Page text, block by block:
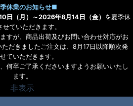
休業のお知らせ■
日（月）～2026年8月14日（金） を夏季休
せていただきます。
すが、商品出荷及びお問い合わせ対応がお
だきましたご注文は、8月17日以降順次発
ていただきます。
何卒ご了承くださいますようお願いいたし
ます。
非表示